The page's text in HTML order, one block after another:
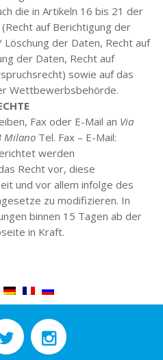
die in Artikeln 16 bis 21 der
auf Berichtigung der
der Daten, Recht auf
der Daten, Recht auf
sowie auf das
Wettbewerbsbehörde.
Fax oder E-Mail an Via
Milano Tel. Fax – E-Mail:
werden
Recht vor, diese
und vor allem infolge des
zu modifizieren. In
binnen 15 Tagen ab der
in Kraft.